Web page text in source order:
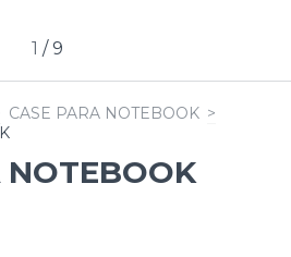
1 /9
CASE PARA NOTEBOOK >
NOTEBOOK